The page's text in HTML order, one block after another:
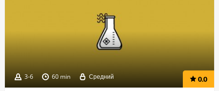
3-6 60 min Средний 0.0